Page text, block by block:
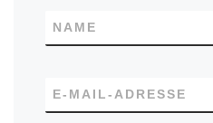
NAME
E-MAIL-ADRESSE